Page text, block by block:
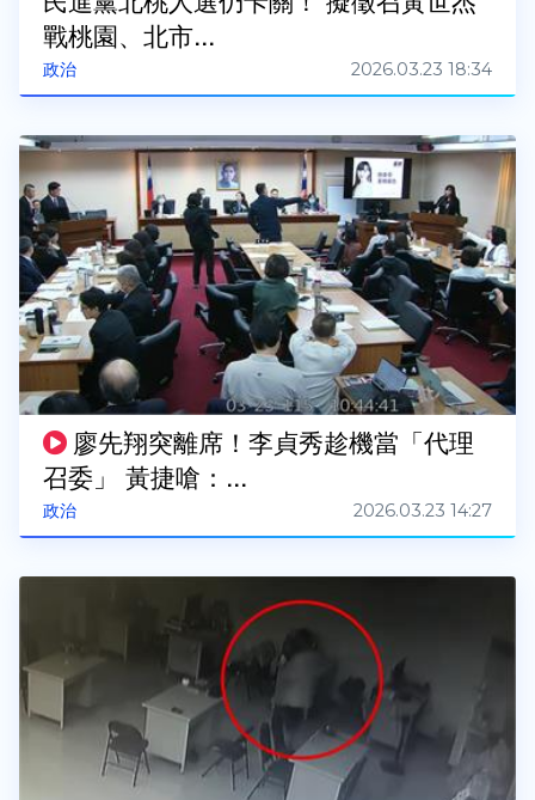
政治
戰桃園、北市...
2026.03.23 18:34
政治
廖先翔突離席！李貞秀趁機當「代理
召委」 黃捷嗆：...
2026.03.23 14:27